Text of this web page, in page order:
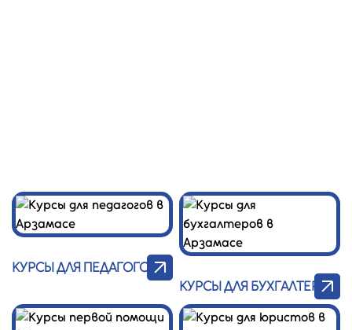
КУРСЫ ДЛЯ ПЕДАГОГОВ
КУРСЫ ДЛЯ БУХГАЛТЕРОВ